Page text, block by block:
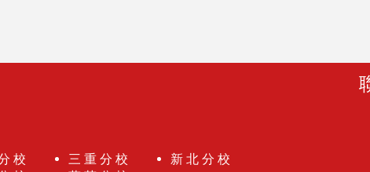
校 三重分校
新北分校